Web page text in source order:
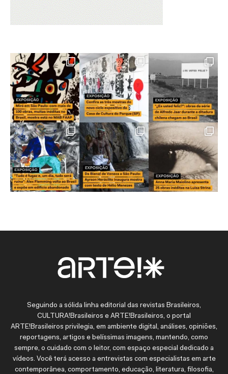
Seguindo a sólida linha editorial das revistas Brasileiros,
CULTURA!Brasileiros e ARTE!Brasileiros, o portal
ARTE!Brasileiros privilegia, em ambiente digital, análises, opiniões,
reportagens, artigos e belíssimas imagens, mantendo, como
sempre, o cuidado com o leitor, com espaço especial dedicado a
vídeos. Você terá acesso a entrevistas com especialistas em arte
contemporânea, comportamento, educação, literatura, filosofia,